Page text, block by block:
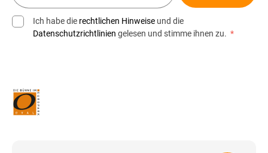
Ich habe die rechtlichen Hinweise und die
Datenschutzrichtlinien gelesen und stimme ihnen zu. *